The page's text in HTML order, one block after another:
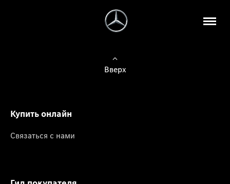
Вверх
Купить онлайн
Связаться с нами